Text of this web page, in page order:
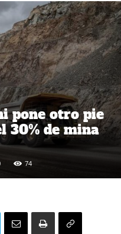
pone otro pie
30% de mina
74